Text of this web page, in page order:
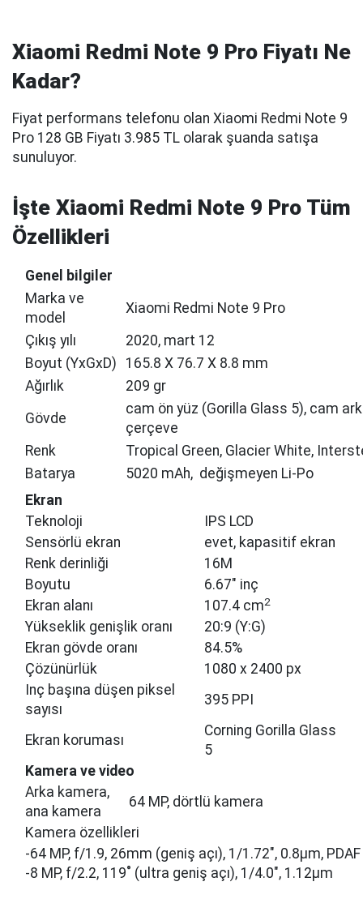
Xiaomi Redmi Note 9 Pro Fiyatı Ne
Kadar?
Fiyat performans telefonu olan Xiaomi Redmi Note 9
Pro 128 GB Fiyatı 3.985 TL olarak şuanda satışa
sunuluyor.
İşte Xiaomi Redmi Note 9 Pro Tüm
Özellikleri
Genel bi̇lgi̇ler
Marka ve
model
Xiaomi Redmi Note 9 Pro
Çıkış yılı
2020, mart 12
Boyut (YxGxD)
165.8 Х 76.7 Х 8.8 mm
Ağırlık
209 gr
Gövde
cam ön yüz (Gorilla Glass 5), cam
çerçeve
Renk
Tropical Green, Glacier White,
Batarya
5020 mAh, değişmeyen Li-Po
Ekran
Teknoloji
IPS LCD
Sensörlü ekran
evet, kapasitif ekran
Renk derinliği
16M
Boyutu
6.67" inç
Ekran alanı
107.4 cm2
Yükseklik genişlik oranı
20:9 (Y:G)
Ekran gövde oranı
84.5%
Çözünürlük
1080 x 2400 px
Inç başına düşen piksel
sayısı
395 PPI
Ekran koruması
Corning Gorilla Glass
5
Kamera ve video
Arka kamera,
ana kamera
64 MP, dörtlü kamera
Kamera özellikleri
-64 MP, f/1.9, 26mm (geniş açı), 1/1.72", 0.8µm, PDAF
-8 MP, f/2.2, 119˚ (ultra geniş açı), 1/4.0", 1.12µm